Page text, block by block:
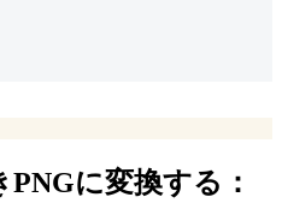
に変換する：